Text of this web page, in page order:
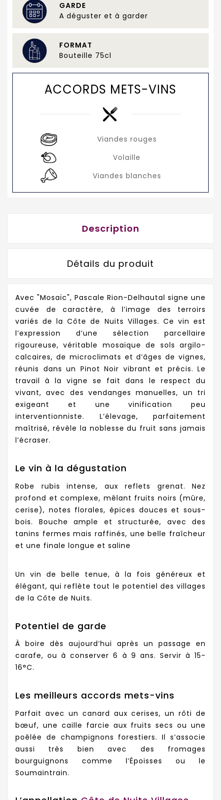
GARDE
A déguster et à garder
FORMAT
Bouteille 75cl
ACCORDS METS-VINS
Viandes rouges
Volaille
Viandes blanches
Description
Détails du produit
Avec "Mosaïc", Pascale Rion-Delhautal signe une
cuvée de caractère, à l’image des terroirs
variés de la Côte de Nuits Villages. Ce vin est
l’expression d’une sélection parcellaire
rigoureuse, véritable mosaïque de sols argilo-
calcaires, de microclimats et d’âges de vignes,
réunis dans un Pinot Noir vibrant et précis. Le
travail à la vigne se fait dans le respect du
vivant, avec des vendanges manuelles, un tri
exigeant et une vinification peu
interventionniste. L’élevage, parfaitement
maîtrisé, révèle la noblesse du fruit sans jamais
l’écraser.
Le vin à la dégustation
Robe rubis intense, aux reflets grenat. Nez
profond et complexe, mêlant fruits noirs (mûre,
cerise), notes florales, épices douces et sous-
bois. Bouche ample et structurée, avec des
tanins fermes mais raffinés, une belle fraîcheur
et une finale longue et saline
Un vin de belle tenue, à la fois généreux et
élégant, qui reflète tout le potentiel des villages
de la Côte de Nuits.
Potentiel de garde
À boire dès aujourd’hui après un passage en
carafe, ou à conserver 6 à 9 ans. Servir à 15-
16°C.
Les meilleurs accords mets-vins
Parfait avec un canard aux cerises, un rôti de
bœuf, une caille farcie aux fruits secs ou une
poêlée de champignons forestiers. Il s’associe
aussi très bien avec des fromages
bourguignons comme l’Époisses ou le
Soumaintrain.